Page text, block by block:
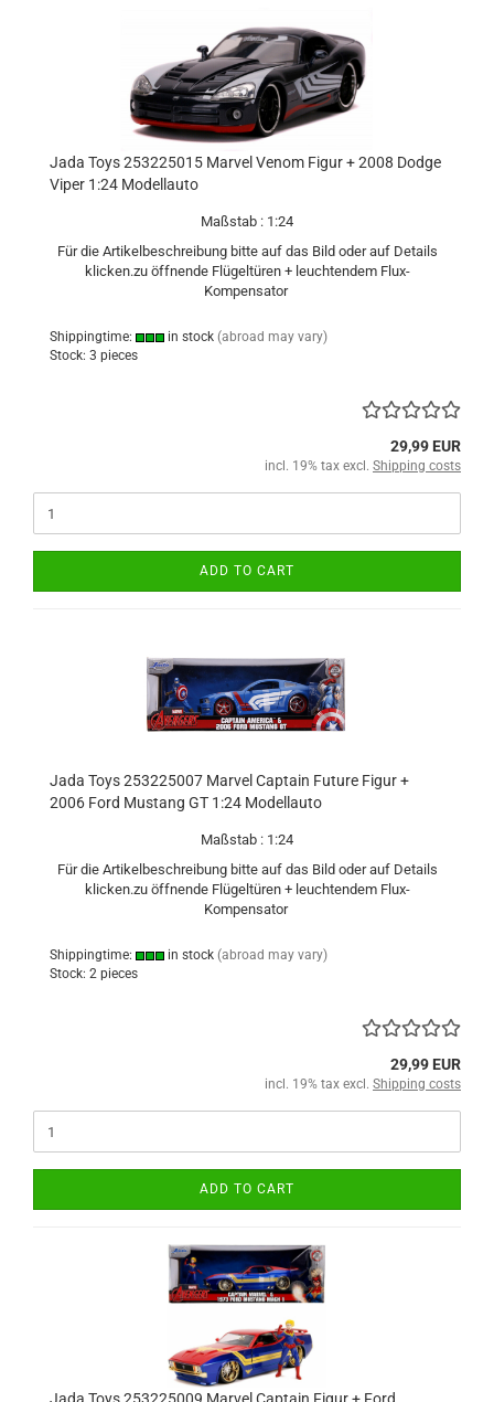
Jada Toys 253225015 Marvel Venom Figur + 2008 Dodge
Viper 1:24 Modellauto
Maßstab : 1:24
Für die Artikelbeschreibung bitte auf das Bild oder auf Details
klicken.zu öffnende Flügeltüren + leuchtendem Flux-
Kompensator
Shippingtime: in stock (abroad may vary)
Stock: 3 pieces
29,99 EUR
incl. 19% tax excl. Shipping costs
ADD TO CART
Jada Toys 253225007 Marvel Captain Future Figur +
2006 Ford Mustang GT 1:24 Modellauto
Maßstab : 1:24
Für die Artikelbeschreibung bitte auf das Bild oder auf Details
klicken.zu öffnende Flügeltüren + leuchtendem Flux-
Kompensator
Shippingtime: in stock (abroad may vary)
Stock: 2 pieces
29,99 EUR
incl. 19% tax excl. Shipping costs
ADD TO CART